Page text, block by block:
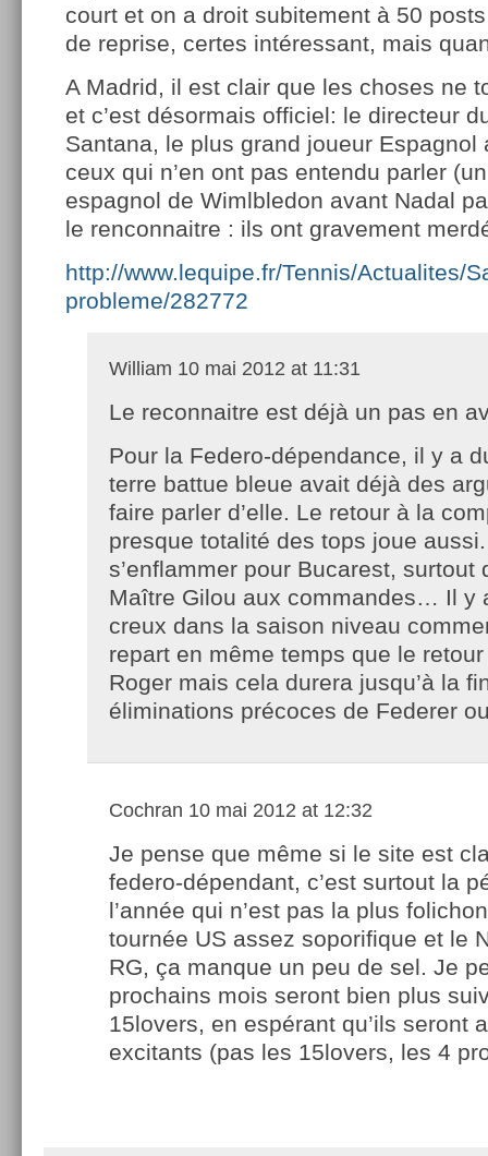
court et on a droit subitement à 50
de reprise, certes intéressant, mais
A Madrid, il est clair que les choses ne
et c’est désormais officiel: le directeur
Santana, le plus grand joueur Espagnol
ceux qui n’en ont pas entendu parler
espagnol de Wimlbledon avant Nadal
le renconnaitre : ils ont gravement
http://www.lequipe.fr/Tennis/Actualites/
probleme/282772
William 10 mai 2012 at 11:31
Le reconnaitre est déjà un pas en
Pour la Federo-dépendance, il y a
terre battue bleue avait déjà des
faire parler d’elle. Le retour à la
presque totalité des tops joue
s’enflammer pour Bucarest, surtout
Maître Gilou aux commandes… Il y
creux dans la saison niveau
repart en même temps que le
Roger mais cela durera jusqu’à la
éliminations précoces de Federer
Cochran 10 mai 2012 at 12:32
Je pense que même si le site est
federo-dépendant, c’est surtout la
l’année qui n’est pas la plus
tournée US assez soporifique et le
RG, ça manque un peu de sel. Je
prochains mois seront bien plus
15lovers, en espérant qu’ils seront
excitants (pas les 15lovers, les 4